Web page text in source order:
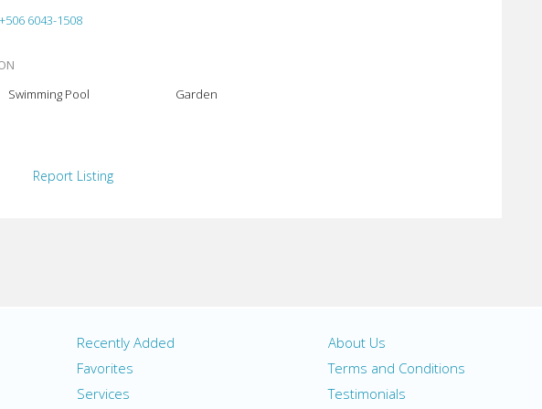
+506 6043-1508
Swimming Pool Garden
Report Listing
Recently Added
About Us
Favorites
Terms and Conditions
Services Testimonials